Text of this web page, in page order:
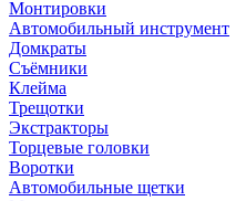
Монтировки
Автомобильный инструмент
Домкраты
Съёмники
Клейма
Трещотки
Экстракторы
Торцевые головки
Воротки
Автомобильные щетки